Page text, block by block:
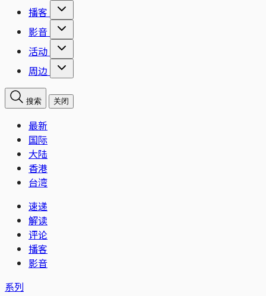
播客
影音
活动
周边
搜索 关闭
最新
国际
大陆
香港
台湾
速递
解读
评论
播客
影音
系列